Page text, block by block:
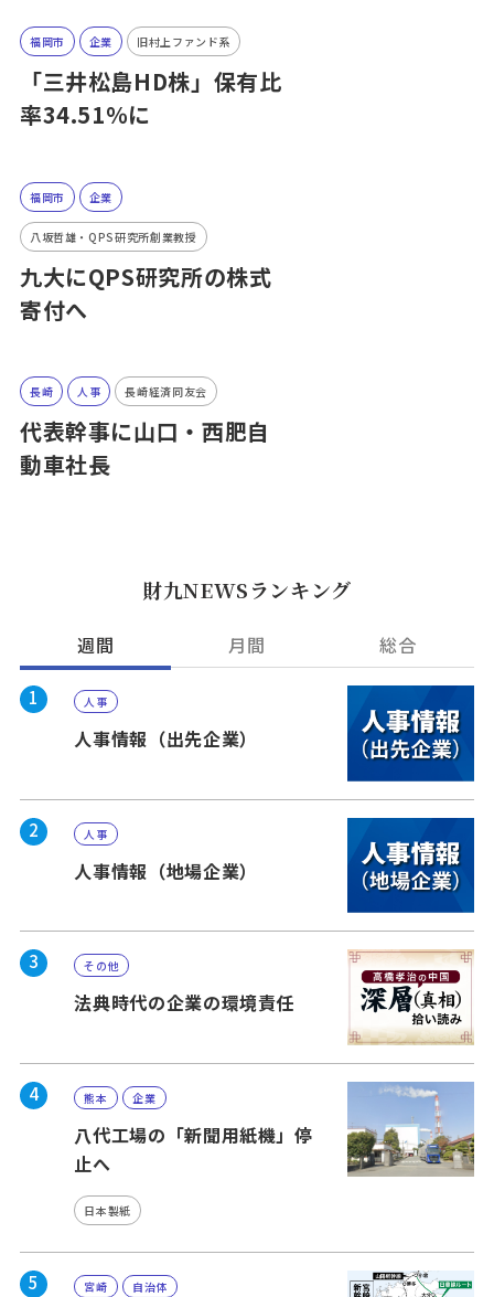
福岡市 企業 旧村上ファンド系
「三井松島HD株」保有比
率34.51％に
福岡市 企業
八坂哲雄・QPS研究所創業教授
九大にQPS研究所の株式
寄付へ
長崎 人事 長崎経済同友会
代表幹事に山口・西肥自
動車社長
財九NEWSランキング
週間 月間 総合
1 人事
人事情報（出先企業）
2 人事
人事情報（地場企業）
3 その他
法典時代の企業の環境責任
4 熊本 企業
八代工場の「新聞用紙機」停
止へ
日本製紙
5 宮崎 自治体